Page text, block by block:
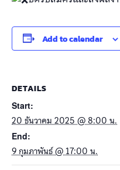
Add to calendar
DETAILS
Start:
20 ธันวาคม 2025 @ 8:00 น.
End:
9 กุมภาพันธ์ @ 17:00 น.